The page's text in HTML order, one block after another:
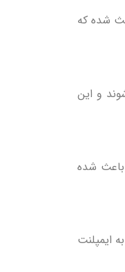
شده که
و این
باعث شده
ایمپلنت